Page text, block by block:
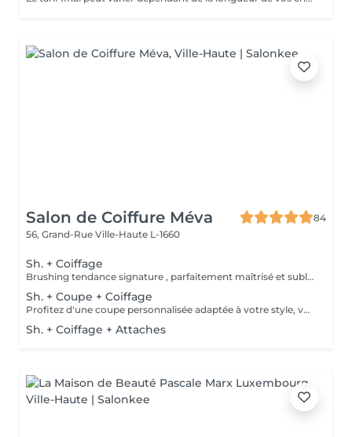
Salon de Coiffure Méva
84
56, Grand-Rue Ville-Haute L-1660
Sh. + Coiffage
Brushing tendance signature , parfaitement maîtrisé et sublimé selon votre coupe , la nature de votre chevelure ou l'événement que vous préparez . Le tout débute par un rituel shampooing relaxant , suivi d'un soin capillaire adapté, puis d'un coiffage signature réalisé avec des produits professionnels soigneusement sélectionnés pour révéler votre style.
Sh. + Coupe + Coiffage
Profitez d'une coupe personnalisée adaptée à votre style, votre visage et la nature de vos cheveux. Après un conseil sur-mesure, nous réalisons une coupe précise et moderne, facile à entretenir. Consultation experte Shampooing adapté à vos cheveux et votre cuir chevelu Massage Coupe Soins coiffants Coiffage
Sh. + Coiffage + Attaches